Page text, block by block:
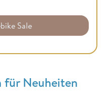
Sale
für Neuheiten